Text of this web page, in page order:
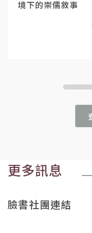
境下的崇儒敘事
更多訊息
臉書社團連結